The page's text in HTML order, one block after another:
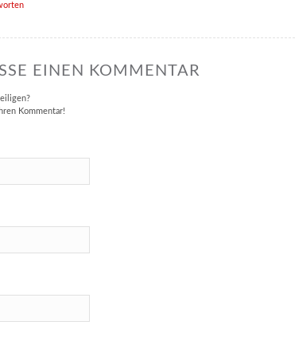
EINEN KOMMENTAR
Kommentar!